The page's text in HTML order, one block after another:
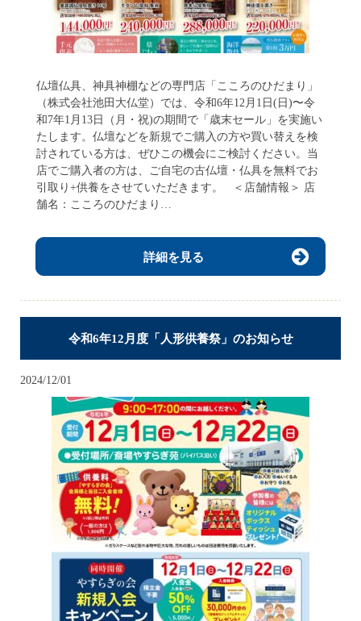
仏壇仏具、神具神棚などの専門店「こころのひだまり」
（株式会社池田大仏堂）では、令和6年12月1日(日)〜令
和7年1月13日（月・祝)の期間で「歳末セール」を実施い
たします。仏壇などを新規でご購入の方や買い替えを検
討されている方は、ぜひこの機会にご検討ください。当
店でご購入者の方は、ご自宅の古仏壇・仏具を無料でお
引取り+供養をさせていただきます。 ＜店舗情報＞ 店
舗名：こころのひだまり…
詳細を見る
令和6年12月度「人形供養祭」のお知らせ
2024/12/01